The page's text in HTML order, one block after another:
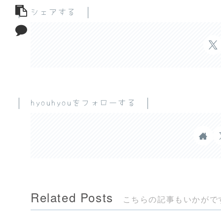
シェアする
hyouhyouをフォローする
Related Posts こちらの記事もいかがで